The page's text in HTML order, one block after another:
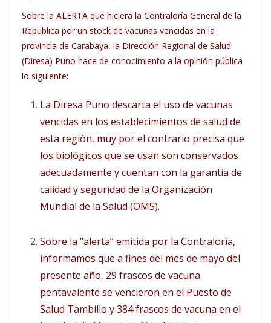
Sobre la ALERTA que hiciera la Contraloría General de la
Republica por un stock de vacunas vencidas en la
provincia de Carabaya, la Dirección Regional de Salud
(Diresa) Puno hace de conocimiento a la opinión pública
lo siguiente:
La Diresa Puno descarta el uso de vacunas
vencidas en los establecimientos de salud de
esta región, muy por el contrario precisa que
los biológicos que se usan son conservados
adecuadamente y cuentan con la garantía de
calidad y seguridad de la Organización
Mundial de la Salud (OMS).
Sobre la “alerta” emitida por la Contraloría,
informamos que a fines del mes de mayo del
presente año, 29 frascos de vacuna
pentavalente se vencieron en el Puesto de
Salud Tambillo y 384 frascos de vacuna en el